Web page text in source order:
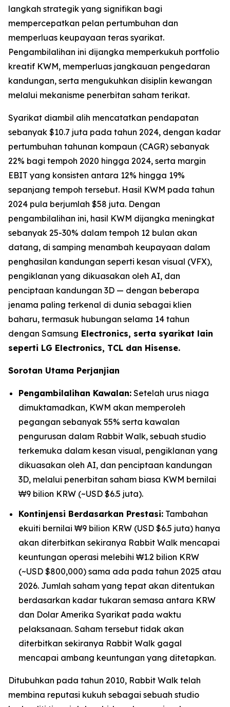
langkah strategik yang signifikan bagi
mempercepatkan pelan pertumbuhan dan
memperluas keupayaan teras syarikat.
Pengambilalihan ini dijangka memperkukuh portfolio
kreatif KWM, memperluas jangkauan pengedaran
kandungan, serta mengukuhkan disiplin kewangan
melalui mekanisme penerbitan saham terikat.
Syarikat diambil alih mencatatkan pendapatan
sebanyak $10.7 juta pada tahun 2024, dengan kadar
pertumbuhan tahunan kompaun (CAGR) sebanyak
22% bagi tempoh 2020 hingga 2024, serta margin
EBIT yang konsisten antara 12% hingga 19%
sepanjang tempoh tersebut. Hasil KWM pada tahun
2024 pula berjumlah $58 juta. Dengan
pengambilalihan ini, hasil KWM dijangka meningkat
sebanyak 25-30% dalam tempoh 12 bulan akan
datang, di samping menambah keupayaan dalam
penghasilan kandungan seperti kesan visual (VFX),
pengiklanan yang dikuasakan oleh AI, dan
penciptaan kandungan 3D — dengan beberapa
jenama paling terkenal di dunia sebagai klien
baharu, termasuk hubungan selama 14 tahun
dengan Samsung Electronics, serta syarikat lain
seperti LG Electronics, TCL dan Hisense.
Sorotan Utama Perjanjian
Pengambilalihan Kawalan: Setelah urus niaga
dimuktamadkan, KWM akan memperoleh
pegangan sebanyak 55% serta kawalan
pengurusan dalam Rabbit Walk, sebuah studio
terkemuka dalam kesan visual, pengiklanan yang
dikuasakan oleh AI, dan penciptaan kandungan
3D, melalui penerbitan saham biasa KWM bernilai
₩9 bilion KRW (~USD $6.5 juta).
Kontinjensi Berdasarkan Prestasi: Tambahan
ekuiti bernilai ₩9 bilion KRW (USD $6.5 juta) hanya
akan diterbitkan sekiranya Rabbit Walk mencapai
keuntungan operasi melebihi ₩1.2 bilion KRW
(~USD $800,000) sama ada pada tahun 2025 atau
2026. Jumlah saham yang tepat akan ditentukan
berdasarkan kadar tukaran semasa antara KRW
dan Dolar Amerika Syarikat pada waktu
pelaksanaan. Saham tersebut tidak akan
diterbitkan sekiranya Rabbit Walk gagal
mencapai ambang keuntungan yang ditetapkan.
Ditubuhkan pada tahun 2010, Rabbit Walk telah
membina reputasi kukuh sebagai sebuah studio